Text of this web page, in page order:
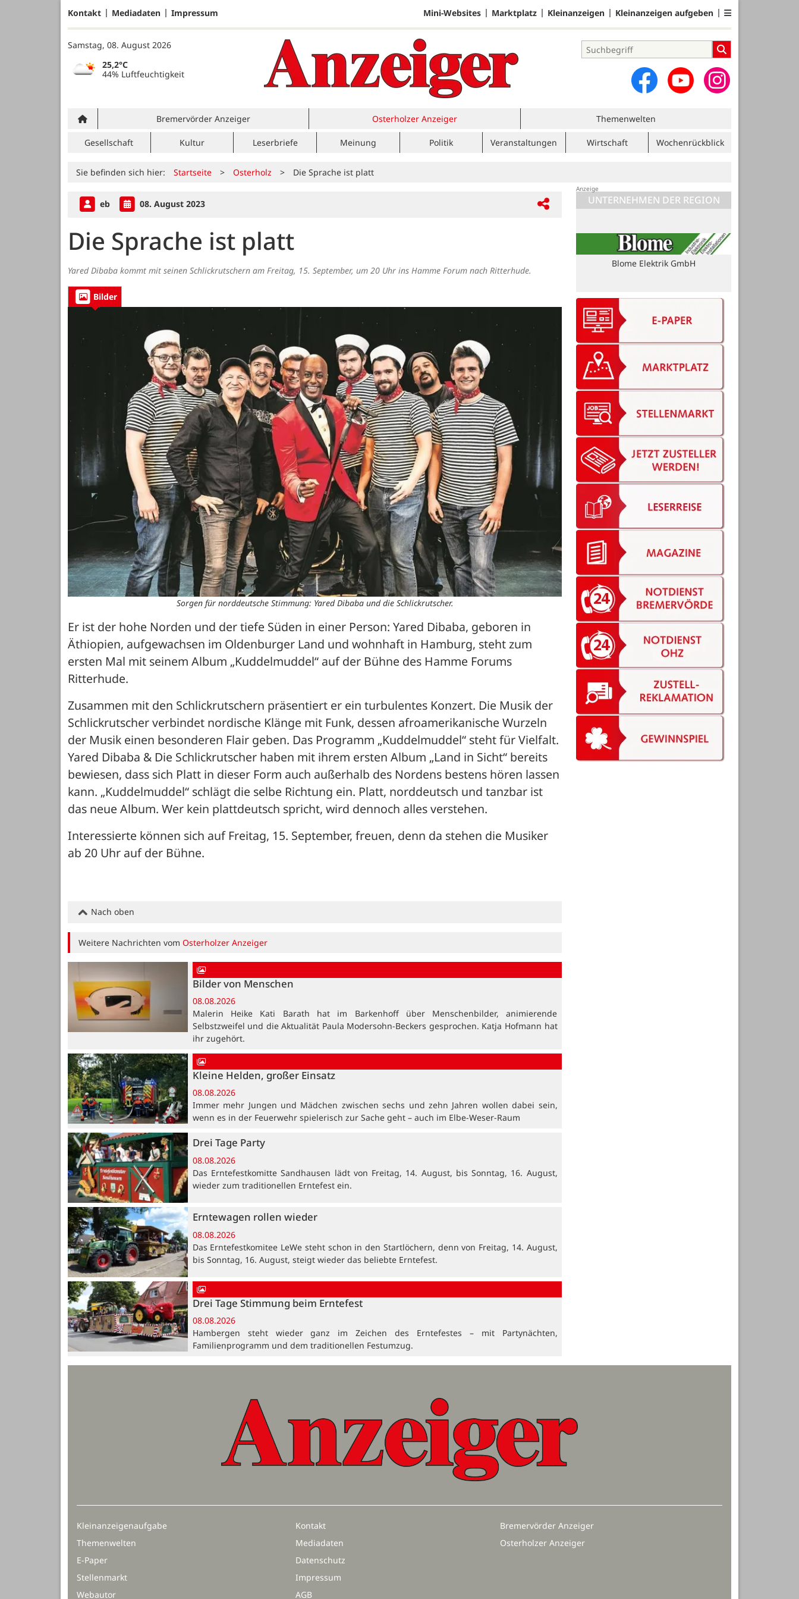
Kontakt Mediadaten Impressum Mini-Websites Marktplatz Kleinanzeigen Kleinanzeigen aufgeben
Samstag, 08. August 2026
25,2°C
44% Luftfeuchtigkeit
Bremervörder Anzeiger Osterholzer Anzeiger Themenwelten
Gesellschaft Kultur Leserbriefe Meinung Politik Veranstaltungen Wirtschaft Wochenrückblick
Sie befinden sich hier: Startseite > Osterholz > Die Sprache ist platt
eb 08. August 2023
Die Sprache ist platt
Yared Dibaba kommt mit seinen Schlickrutschern am Freitag, 15. September, um 20 Uhr ins Hamme Forum nach Ritterhude.
Bilder
Sorgen für norddeutsche Stimmung: Yared Dibaba und die Schlickrutscher.
Er ist der hohe Norden und der tiefe Süden in einer Person: Yared Dibaba, geboren in
Äthiopien, aufgewachsen im Oldenburger Land und wohnhaft in Hamburg, steht zum
ersten Mal mit seinem Album „Kuddelmuddel“ auf der Bühne des Hamme Forums
Ritterhude.
Zusammen mit den Schlickrutschern präsentiert er ein turbulentes Konzert. Die Musik der
Schlickrutscher verbindet nordische Klänge mit Funk, dessen afroamerikanische Wurzeln
der Musik einen besonderen Flair geben. Das Programm „Kuddelmuddel“ steht für Vielfalt.
Yared Dibaba & Die Schlickrutscher haben mit ihrem ersten Album „Land in Sicht“ bereits
bewiesen, dass sich Platt in dieser Form auch außerhalb des Nordens bestens hören lassen
kann. „Kuddelmuddel“ schlägt die selbe Richtung ein. Platt, norddeutsch und tanzbar ist
das neue Album. Wer kein plattdeutsch spricht, wird dennoch alles verstehen.
Interessierte können sich auf Freitag, 15. September, freuen, denn da stehen die Musiker
ab 20 Uhr auf der Bühne.
Nach oben
Weitere Nachrichten vomOsterholzer Anzeiger
Bilder von Menschen
08.08.2026
Malerin Heike Kati Barath hat im Barkenhoff über Menschenbilder, animierende
Selbstzweifel und die Aktualität Paula Modersohn-Beckers gesprochen. Katja Hofmann hat
ihr zugehört.
Kleine Helden, großer Einsatz
08.08.2026
Immer mehr Jungen und Mädchen zwischen sechs und zehn Jahren wollen dabei sein,
wenn es in der Feuerwehr spielerisch zur Sache geht – auch im Elbe-Weser-Raum
Drei Tage Party
08.08.2026
Das Erntefestkomitte Sandhausen lädt von Freitag, 14. August, bis Sonntag, 16. August,
wieder zum traditionellen Erntefest ein.
Erntewagen rollen wieder
08.08.2026
Das Erntefestkomitee LeWe steht schon in den Startlöchern, denn von Freitag, 14. August,
bis Sonntag, 16. August, steigt wieder das beliebte Erntefest.
Drei Tage Stimmung beim Erntefest
08.08.2026
Hambergen steht wieder ganz im Zeichen des Erntefestes – mit Partynächten,
Familienprogramm und dem traditionellen Festumzug.
UNTERNEHMEN DER REGION
Kleinanzeigenaufgabe
Themenwelten
E-Paper
Stellenmarkt
Webautor
Kontakt
Mediadaten
Datenschutz
Impressum
AGB
Bremervörder Anzeiger
Osterholzer Anzeiger